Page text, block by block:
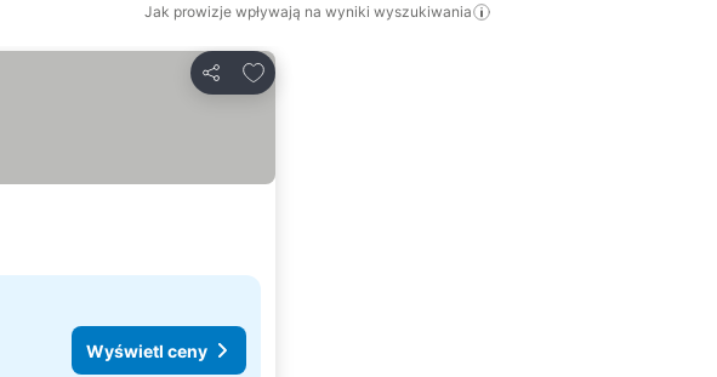
Jak prowizje wpływają na wyniki wyszukiwania
Udostępnij
Dodaj do ulubionych
Wyświetl ceny